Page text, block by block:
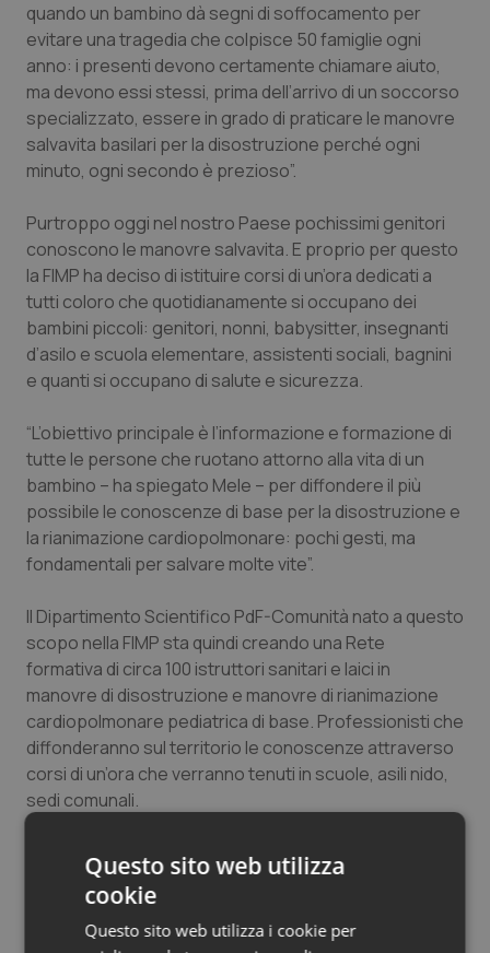
Veneto
Oncoematologia
Oncologia & Nutrizione
Psoriasi & pelle
Quotidiano Chirurgia
Quotidiano Oncologia
Quotidiano Pediatria
Rene & patologie urogenitali
Salute orale & impianti
Sangue & coagulazione
Tumore al seno
Tumore ovarico
Tumori del Polmone & Testa Collo
Ulcera & Reflusso
Vaccini
quando un bambino dà segni di soffocamento per
evitare una tragedia che colpisce 50 famiglie ogni
anno: i presenti devono certamente chiamare aiuto,
ma devono essi stessi, prima dell’arrivo di un soccorso
specializzato, essere in grado di praticare le manovre
salvavita basilari per la disostruzione perché ogni
minuto, ogni secondo è prezioso”.
Purtroppo oggi nel nostro Paese pochissimi genitori
conoscono le manovre salvavita. E proprio per questo
la FIMP ha deciso di istituire corsi di un’ora dedicati a
tutti coloro che quotidianamente si occupano dei
bambini piccoli: genitori, nonni, babysitter, insegnanti
d’asilo e scuola elementare, assistenti sociali, bagnini
e quanti si occupano di salute e sicurezza.
“L’obiettivo principale è l’informazione e formazione di
tutte le persone che ruotano attorno alla vita di un
bambino – ha spiegato Mele – per diffondere il più
possibile le conoscenze di base per la disostruzione e
la rianimazione cardiopolmonare: pochi gesti, ma
fondamentali per salvare molte vite”.
Il Dipartimento Scientifico PdF-Comunità nato a questo
scopo nella FIMP sta quindi creando una Rete
formativa di circa 100 istruttori sanitari e laici in
manovre di disostruzione e manovre di rianimazione
cardiopolmonare pediatrica di base. Professionisti che
diffonderanno sul territorio le conoscenze attraverso
corsi di un’ora che verranno tenuti in scuole, asili nido,
sedi comunali.
“Intendiamo collaborare con tutti, sanitari e laici –
prosegue Mele – vogliamo arrivare davvero a tutta la
popolazione, ad esempio rivolgendoci a genitori non
vedenti e non udenti o di bambini con disabilità, ma
Questo sito web utilizza
cookie
Questo sito web utilizza i cookie per